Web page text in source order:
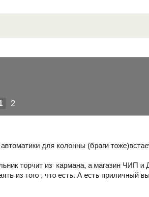
2
для колонны (браги
торчит из кармана, а магазин ЧИП и
из того , что есть. А есть